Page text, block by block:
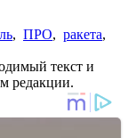
, ПРО, ракета,
текст и
редакции.